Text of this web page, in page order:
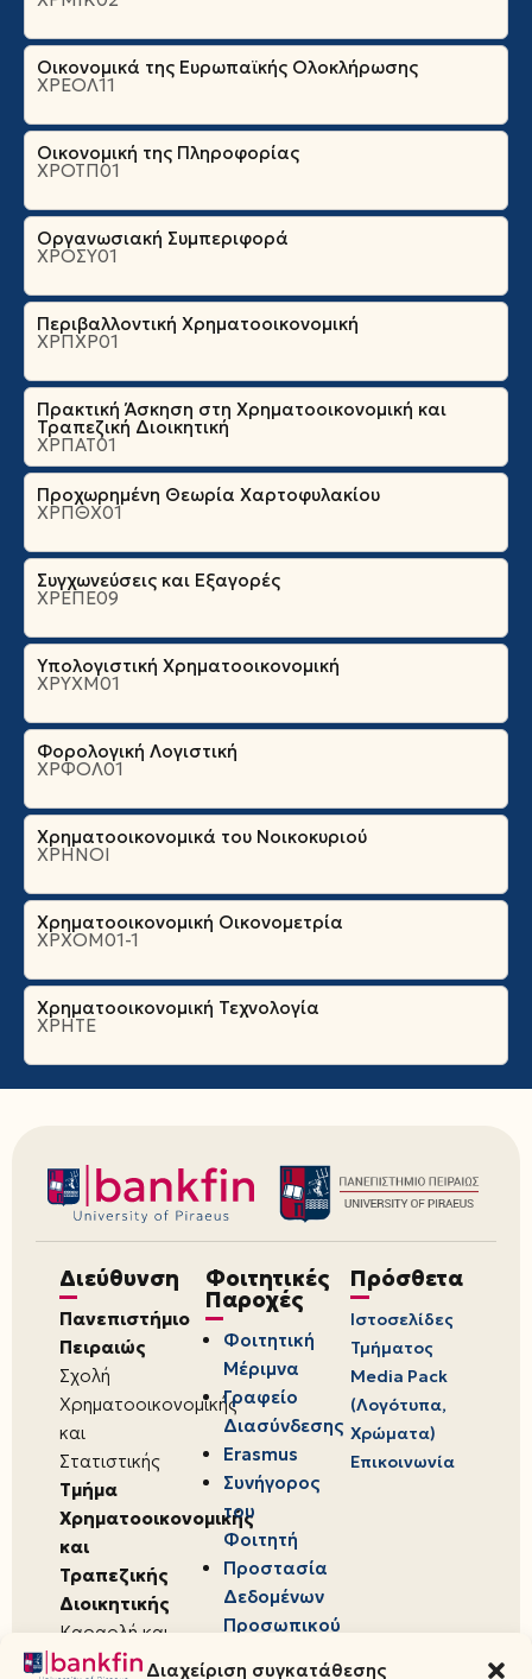
Διαχείριση συγκατάθεσης
Οικονομικά της Ευρωπαϊκής Ολοκλήρωσης
ΧΡΕΟΛ11
Οικονομική της Πληροφορίας
ΧΡΟΤΠ01
Οργανωσιακή Συμπεριφορά
ΧΡΟΣΥ01
Περιβαλλοντική Χρηματοοικονομική
ΧΡΠΧΡ01
Πρακτική Άσκηση στη Χρηματοοικονομική και
Τραπεζική Διοικητική
ΧΡΠΑΤ01
Προχωρημένη Θεωρία Χαρτοφυλακίου
ΧΡΠΘΧ01
Συγχωνεύσεις και Εξαγορές
ΧΡΕΠΕ09
Υπολογιστική Χρηματοοικονομική
ΧΡΥΧΜ01
Φορολογική Λογιστική
ΧΡΦΟΛ01
Χρηματοοικονομικά του Νοικοκυριού
ΧΡΗΝΟΙ
Χρηματοοικονομική Οικονομετρία
ΧΡΧΟΜ01-1
Χρηματοοικονομική Τεχνολογία
ΧΡΗΤΕ
Διεύθυνση
Πανεπιστήμιο
Πειραιώς
Σχολή
Χρηματοοικονομικής
και
Στατιστικής
Τμήμα
Χρηματοοικονομικής
και
Τραπεζικής
Διοικητικής
Καραολή και
Δημητρίου 80,
Φοιτητικές
Παροχές
Φοιτητική
Μέριμνα
Γραφείο
Διασύνδεσης
Erasmus
Συνήγορος
του
Φοιτητή
Προστασία
Δεδομένων
Προσωπικού
Πρόσθετα
Ιστοσελίδες
Τμήματος
Media Pack
(Λογότυπα,
Χρώματα)
Επικοινωνία